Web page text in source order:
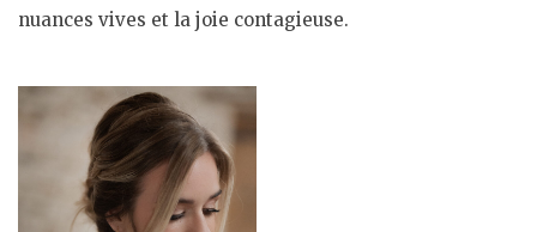
nuances vives et la joie contagieuse.